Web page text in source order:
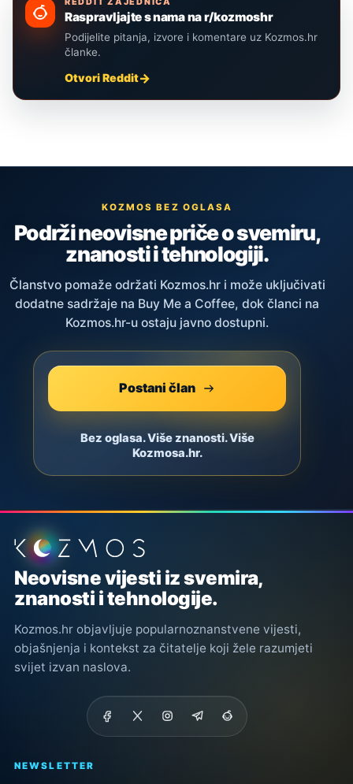
Raspravljajte s nama na r/kozmoshr
Podijelite pitanja, izvore i komentare uz Kozmos.hr
članke.
Otvori Reddit
KOZMOS BEZ OGLASA
Podrži neovisne priče o svemiru,
znanosti i tehnologiji.
Članstvo pomaže održati Kozmos.hr i može uključivati
dodatne sadržaje na Buy Me a Coffee, dok članci na
Kozmos.hr-u ostaju javno dostupni.
Postani član
Bez oglasa. Više znanosti. Više
Kozmosa.hr.
Podnožje stranice
Neovisne vijesti iz svemira,
znanosti i tehnologije.
Kozmos.hr objavljuje popularnoznanstvene vijesti,
objašnjenja i kontekst za čitatelje koji žele razumjeti
svijet izvan naslova.
NEWSLETTER